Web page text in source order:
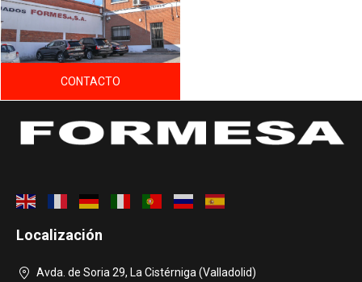
CONTACTO
Localización
Avda. de Soria 29, La Cistérniga (Valladolid)